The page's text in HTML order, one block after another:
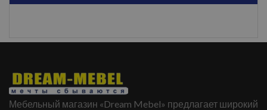
Мебельный магазин «Dream Mebel» предлагает широкий